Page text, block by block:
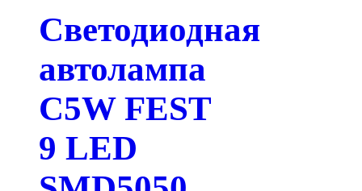
Светодиодная
автолампа
C5W FEST
9 LED